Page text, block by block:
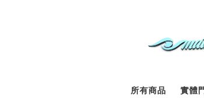
所有商品 實體